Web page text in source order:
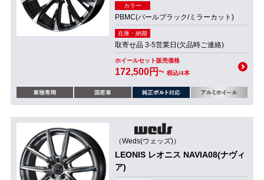
カラー
PBMC(パールブラック/ミラーカット)
在庫・納期
取寄せ品 3-5営業日(欠品時ご連絡)
ホイールセット販売価格
172,500円~ 税込/4本
（Weds(ウェッズ)）
LEONIS レオニス NAVIA08(ナヴィ
ア)